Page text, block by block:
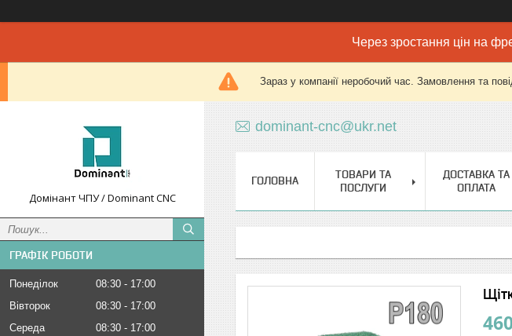
Через зростання цін на
Зараз у компанії неробочий час. Замовлення та
Домінант ЧПУ / Dominant CNC
ГРАФІК РОБОТИ
Понеділок 08:30
17:00
Вівторок
08:30
17:00
Середа
08:30
17:00
dominant-cnc@ukr.net
ГОЛОВНА
ТОВАРИ ТА
ПОСЛУГИ
ДОСТАВКА ТА
ОПЛАТА